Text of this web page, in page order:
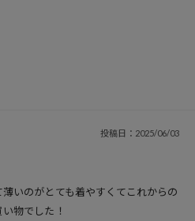
投稿日：2025/06/03
いのがとても着やすくてこれからの
物でした！